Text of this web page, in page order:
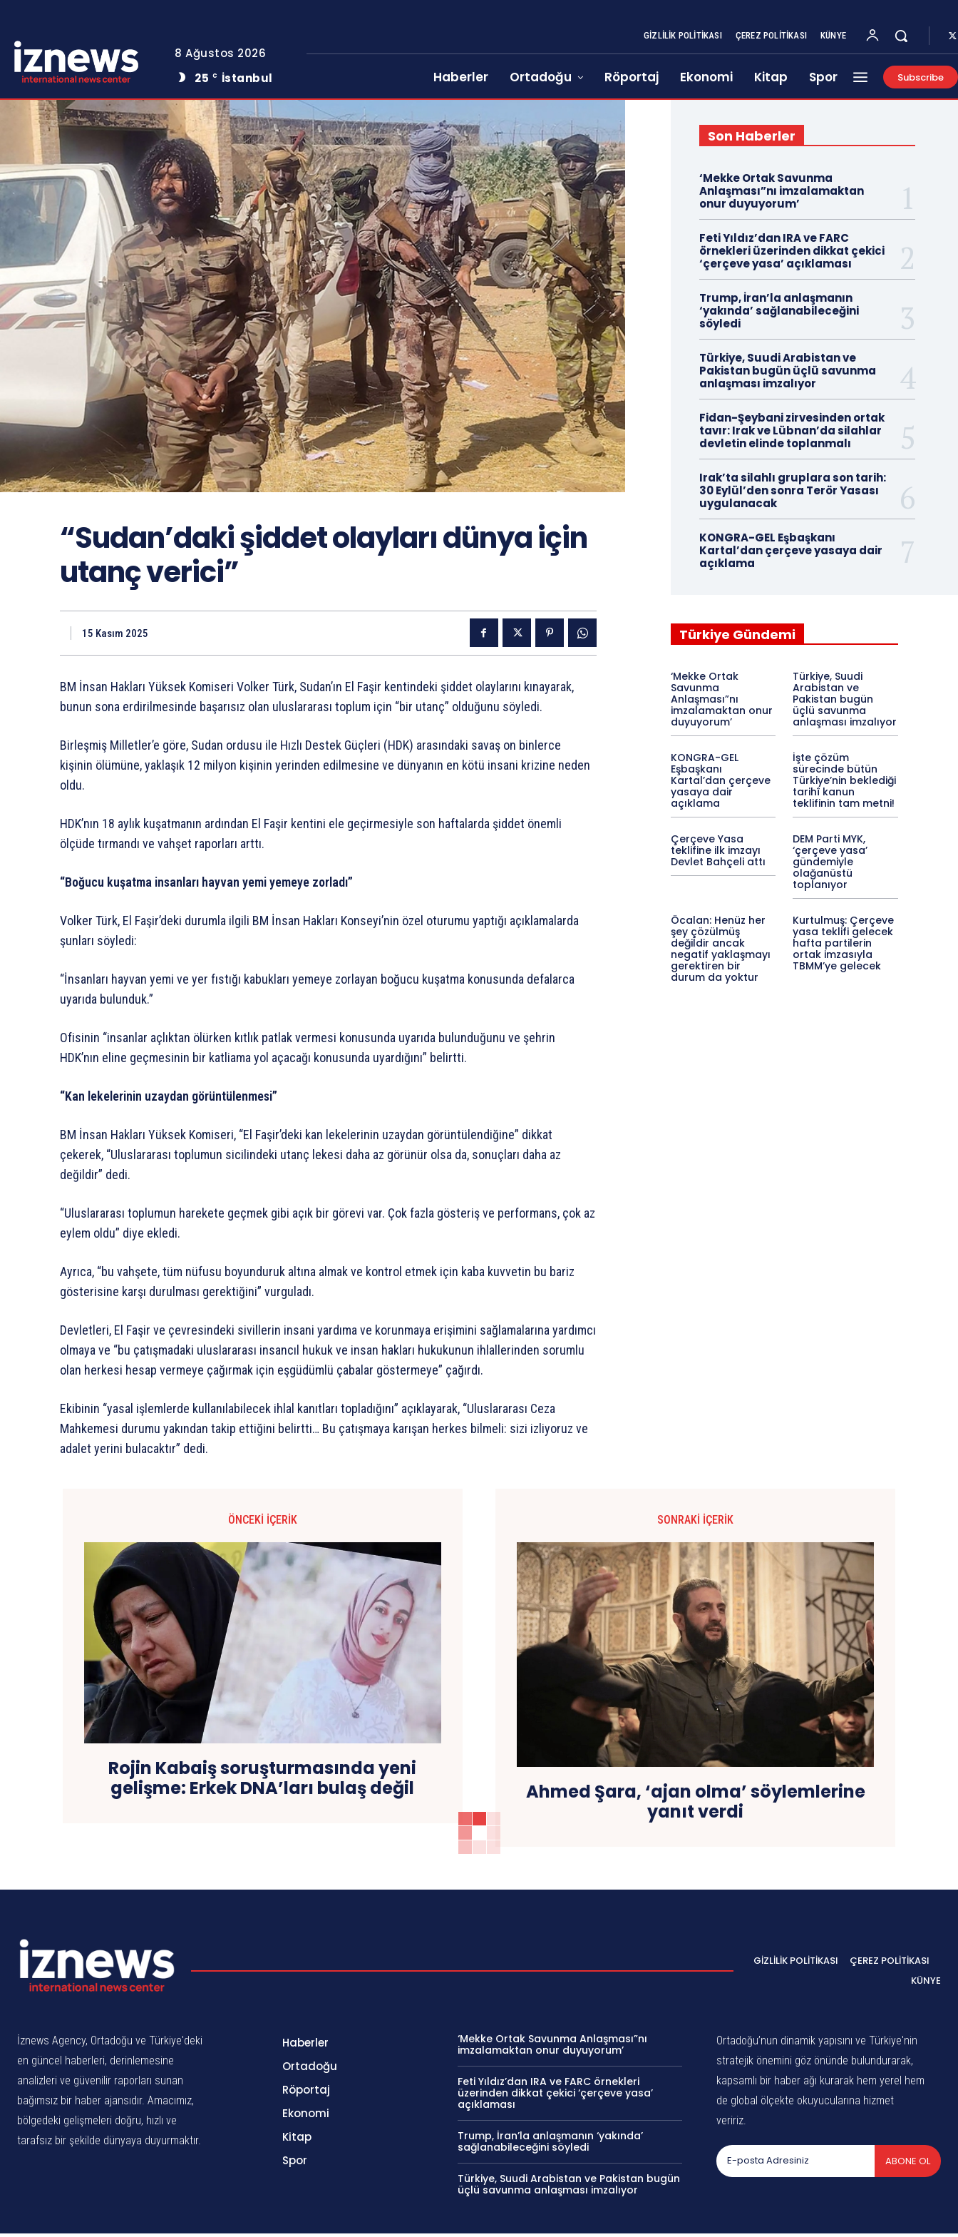
8 Ağustos 2026
25 C İstanbul
GIZLILIK POLITIKASI ÇEREZ POLITIKASI KÜNYE
Haberler Ortadoğu Röportaj Ekonomi Kitap Spor Subscribe
“Sudan’daki şiddet olayları dünya için
utanç verici”
15 Kasım 2025
BM İnsan Hakları Yüksek Komiseri Volker Türk, Sudan’ın El Faşir kentindeki şiddet olaylarını kınayarak,
bunun sona erdirilmesinde başarısız olan uluslararası toplum için “bir utanç” olduğunu söyledi.
Birleşmiş Milletler’e göre, Sudan ordusu ile Hızlı Destek Güçleri (HDK) arasındaki savaş on binlerce
kişinin ölümüne, yaklaşık 12 milyon kişinin yerinden edilmesine ve dünyanın en kötü insani krizine neden
oldu.
HDK’nın 18 aylık kuşatmanın ardından El Faşir kentini ele geçirmesiyle son haftalarda şiddet önemli
ölçüde tırmandı ve vahşet raporları arttı.
“Boğucu kuşatma insanları hayvan yemi yemeye zorladı”
Volker Türk, El Faşir’deki durumla ilgili BM İnsan Hakları Konseyi’nin özel oturumu yaptığı açıklamalarda
şunları söyledi:
“İnsanları hayvan yemi ve yer fıstığı kabukları yemeye zorlayan boğucu kuşatma konusunda defalarca
uyarıda bulunduk.”
Ofisinin “insanlar açlıktan ölürken kıtlık patlak vermesi konusunda uyarıda bulunduğunu ve şehrin
HDK’nın eline geçmesinin bir katliama yol açacağı konusunda uyardığını” belirtti.
“Kan lekelerinin uzaydan görüntülenmesi”
BM İnsan Hakları Yüksek Komiseri, “El Faşir’deki kan lekelerinin uzaydan görüntülendiğine” dikkat
çekerek, “Uluslararası toplumun sicilindeki utanç lekesi daha az görünür olsa da, sonuçları daha az
değildir” dedi.
“Uluslararası toplumun harekete geçmek gibi açık bir görevi var. Çok fazla gösteriş ve performans, çok az
eylem oldu” diye ekledi.
Ayrıca, “bu vahşete, tüm nüfusu boyunduruk altına almak ve kontrol etmek için kaba kuvvetin bu bariz
gösterisine karşı durulması gerektiğini” vurguladı.
Devletleri, El Faşir ve çevresindeki sivillerin insani yardıma ve korunmaya erişimini sağlamalarına yardımcı
olmaya ve “bu çatışmadaki uluslararası insancıl hukuk ve insan hakları hukukunun ihlallerinden sorumlu
olan herkesi hesap vermeye çağırmak için eşgüdümlü çabalar göstermeye” çağırdı.
Ekibinin “yasal işlemlerde kullanılabilecek ihlal kanıtları topladığını” açıklayarak, “Uluslararası Ceza
Mahkemesi durumu yakından takip ettiğini belirtti… Bu çatışmaya karışan herkes bilmeli: sizi izliyoruz ve
adalet yerini bulacaktır” dedi.
Son Haberler
‘Mekke Ortak Savunma
Anlaşması”nı imzalamaktan
onur duyuyorum’
Feti Yıldız’dan IRA ve FARC
örnekleri üzerinden dikkat çekici
‘çerçeve yasa’ açıklaması
Trump, İran’la anlaşmanın
‘yakında’ sağlanabileceğini
söyledi
Türkiye, Suudi Arabistan ve
Pakistan bugün üçlü savunma
anlaşması imzalıyor
Fidan-Şeybani zirvesinden ortak
tavır: Irak ve Lübnan’da silahlar
devletin elinde toplanmalı
Irak’ta silahlı gruplara son tarih:
30 Eylül’den sonra Terör Yasası
uygulanacak
KONGRA-GEL Eşbaşkanı
Kartal’dan çerçeve yasaya dair
açıklama
Türkiye Gündemi
‘Mekke Ortak
Savunma
Anlaşması”nı
imzalamaktan onur
duyuyorum’
Türkiye, Suudi
Arabistan ve
Pakistan bugün
üçlü savunma
anlaşması imzalıyor
KONGRA-GEL
Eşbaşkanı
Kartal’dan çerçeve
yasaya dair
açıklama
İşte çözüm
sürecinde bütün
Türkiye’nin beklediği
tarihî kanun
teklifinin tam metni!
Çerçeve Yasa
teklifine ilk imzayı
Devlet Bahçeli attı
DEM Parti MYK,
‘çerçeve yasa’
gündemiyle
olağanüstü
toplanıyor
Öcalan: Henüz her
şey çözülmüş
değildir ancak
negatif yaklaşmayı
gerektiren bir
durum da yoktur
Kurtulmuş: Çerçeve
yasa teklifi gelecek
hafta partilerin
ortak imzasıyla
TBMM’ye gelecek
ÖNCEKI İÇERIK
Rojin Kabaiş soruşturmasında yeni
gelişme: Erkek DNA’ları bulaş değil
SONRAKI İÇERIK
Ahmed Şara, ‘ajan olma’ söylemlerine
yanıt verdi
GIZLILIK POLITIKASI
ÇEREZ POLITIKASI
KÜNYE
İznews Agency, Ortadoğu ve Türkiye'deki
en güncel haberleri, derinlemesine
analizleri ve güvenilir raporları sunan
bağımsız bir haber ajansıdır. Amacımız,
bölgedeki gelişmeleri doğru, hızlı ve
tarafsız bir şekilde dünyaya duyurmaktır.
Haberler
Ortadoğu
Röportaj
Ekonomi
Kitap
Spor
‘Mekke Ortak Savunma Anlaşması”nı
imzalamaktan onur duyuyorum’
Feti Yıldız’dan IRA ve FARC örnekleri
üzerinden dikkat çekici ‘çerçeve yasa’
açıklaması
Trump, İran’la anlaşmanın ‘yakında’
sağlanabileceğini söyledi
Türkiye, Suudi Arabistan ve Pakistan bugün
üçlü savunma anlaşması imzalıyor
Ortadoğu’nun dinamik yapısını ve Türkiye'nin
stratejik önemini göz önünde bulundurarak,
kapsamlı bir haber ağı kurarak hem yerel hem
de global ölçekte okuyucularına hizmet
veririz.
ABONE OL